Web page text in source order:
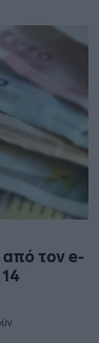
τον e-